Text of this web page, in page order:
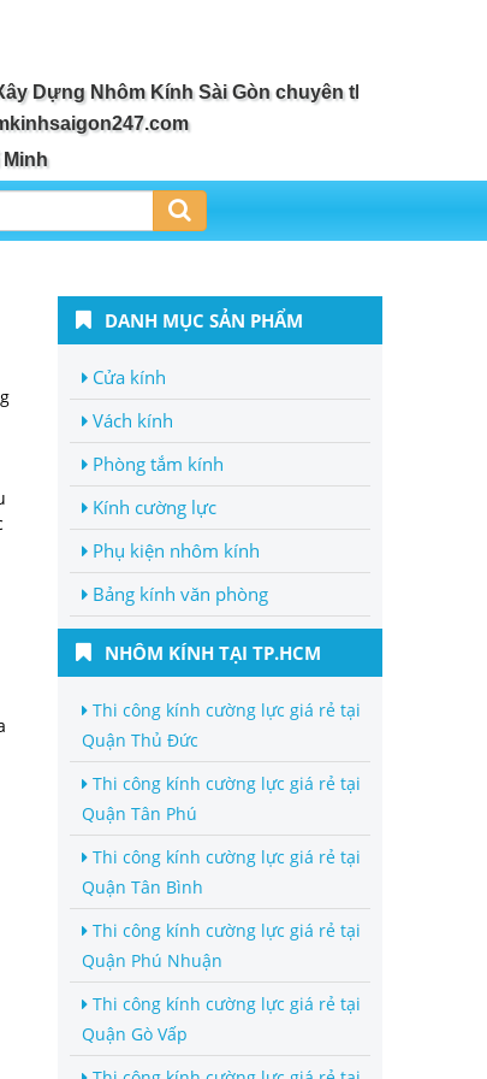
Nhôm Kính Sài Gòn chuyên thiết kế, thi công lắp
DANH MỤC SẢN PHẨM
Cửa kính
Vách kính
Phòng tắm kính
Kính cường lực
Phụ kiện nhôm kính
Bảng kính văn phòng
NHÔM KÍNH TẠI TP.HCM
Thi công kính cường lực giá rẻ tại
Quận Thủ Đức
Thi công kính cường lực giá rẻ tại
Quận Tân Phú
Thi công kính cường lực giá rẻ tại
Quận Tân Bình
Thi công kính cường lực giá rẻ tại
Quận Phú Nhuận
Thi công kính cường lực giá rẻ tại
Quận Gò Vấp